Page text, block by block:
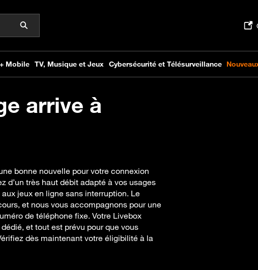
arrive à
bonne nouvelle pour votre connexion
d’un très haut débit adapté à vos usages
jeux en ligne sans interruption. Le
et nous vous accompagnons pour une
de téléphone fixe. Votre Livebox
et tout est prévu pour que vous
dès maintenant votre éligibilité à la